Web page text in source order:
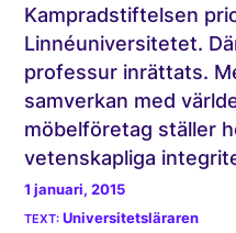
Kampradstiftelsen
Linnéuniversitetet.
professur inrättats.
samverkan med
möbelföretag ställer
vetenskapliga
1 januari, 2015
Universitetsläraren